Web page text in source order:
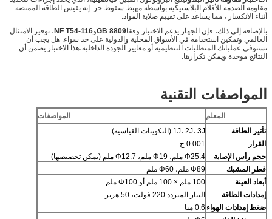
مقاومة الصدمة للأفلام البلاستيكية بواسطة مهبط سقوط حر. إنه يقيس الطاقة الممتصة
أثناء الانكسار ، مما يساعد على تقييم صلابة المواد.
بالإضافة إلى ذلك، فإن الجهاز يدعم الاختبار وفقاGB 8809وNF T54-116، توفير الامتثال
العالمي وتمكين استخدامه في الأسواق المحلية والدولية على حد سواء. هل يجب أن
تستوفي عملياتك المتطلبات التنظيمية أو معايير الجودة الداخلية،هذا الاختبار يضمن أن
النتائج موحدة ويمكن تكرارها.
المواصفات التقنية
المعلم
المواصفات
تأثير الطاقة
1J، 2J، 3J (التكوينات القياسية)
القرار
0.001 ج
حجم رأس الإصابة
Φ25.4 ملم، Φ19 ملم، Φ12.7 ملم (يمكن تخصيصها)
قطر المشبك
Φ89 ملم، Φ60 ملم
أبعاد العينة
100 ملم × 100 ملم أو Φ100 ملم
إمدادات الطاقة
التيار المتردد 220 فولت، 50 هرتز
ضغط إمدادات الهواء 0.6 مبا